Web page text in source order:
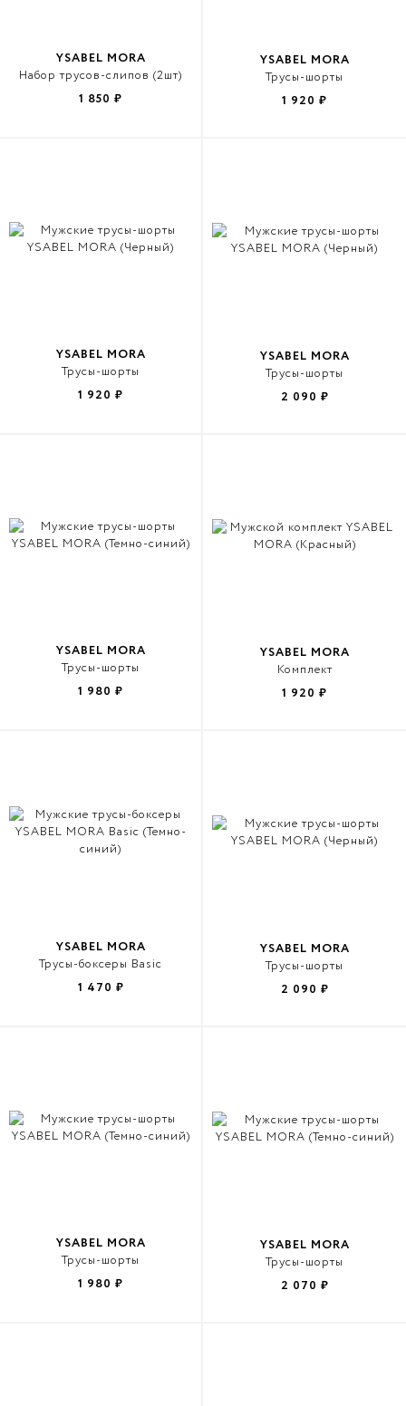
YSABEL MORA
Набор трусов-слипов (2шт)
1 850 ₽
YSABEL MORA
Трусы-шорты
1 920 ₽
YSABEL MORA
Трусы-шорты
1 920 ₽
YSABEL MORA
Трусы-шорты
2 090 ₽
YSABEL MORA
Трусы-шорты
1 980 ₽
YSABEL MORA
Комплект
1 920 ₽
YSABEL MORA
Трусы-боксеры Basic
1 470 ₽
YSABEL MORA
Трусы-шорты
2 090 ₽
YSABEL MORA
Трусы-шорты
1 980 ₽
YSABEL MORA
Трусы-шорты
2 070 ₽